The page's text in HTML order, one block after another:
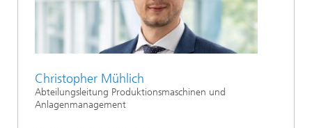
Christopher Mühlich
Abteilungsleitung Produktionsmaschinen und
Anlagenmanagement